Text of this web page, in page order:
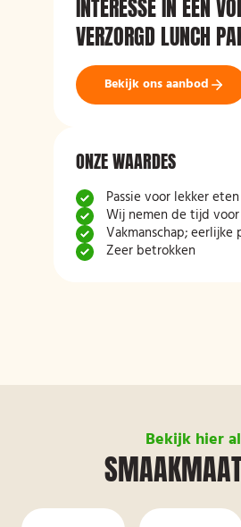
INTERESSE IN EEN
VERZORGD LUNCH
Bekijk ons aanbod
ONZE WAARDES
Passie voor lekker eten
Wij nemen de tijd
Vakmanschap; eerlijke
Zeer betrokken
Bekijk hier